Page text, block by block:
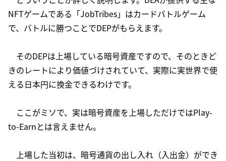
NFTゲームである「JobTribes」はカードバトルゲーム
で、バトルに勝つことでDEPがもらえます。
そのDEPは上場している暗号資産ですので、そのときど
きのレートにより価値づけされていて、実際に実世界で使
える日本円に換金できるわけです。
ここがミソで、実は暗号資産を上場しただけではPlay-
to-Earnとは言えません。
上場した当初は、暗号通貨の出し入れ（入出金）ができ